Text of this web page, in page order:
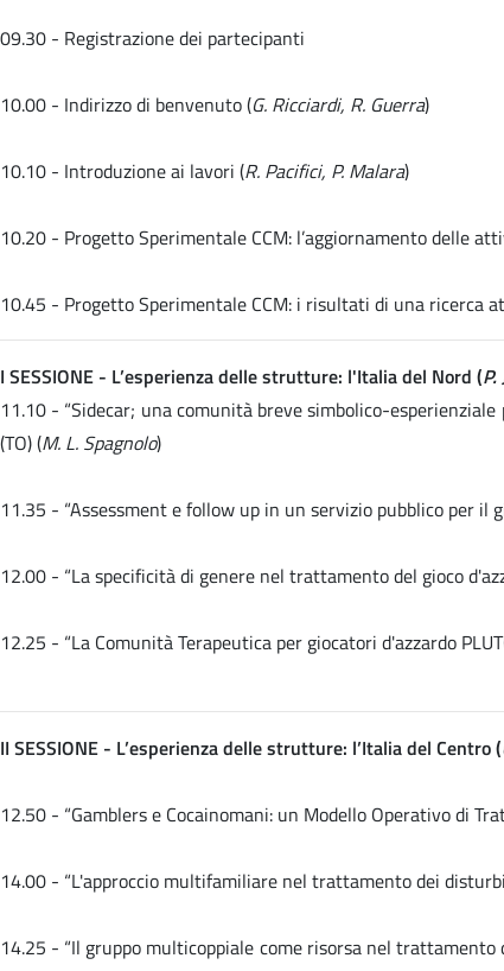
09.30 - Registrazione dei partecipanti
10.00 - Indirizzo di benvenuto (G. Ricciardi, R. Guerra)
10.10 - Introduzione ai lavori (R. Pacifici, P. Malara)
10.20 - Progetto Sperimentale CCM: l’aggiornamento delle
10.45 - Progetto Sperimentale CCM: i risultati di una ricerca
I SESSIONE - L’esperienza delle strutture: l'Italia del Nord (
11.10 - “Sidecar; una comunità breve simbolico-
(TO) (M. L. Spagnolo)
11.35 - “Assessment e follow up in un servizio pubblico per il
12.00 - “La specificità di genere nel trattamento del gioco
12.25 - “La Comunità Terapeutica per giocatori d'azzardo
II SESSIONE - L’esperienza delle strutture: l’Italia del Centro (
12.50 - “Gamblers e Cocainomani: un Modello Operativo di
14.00 - “L'approccio multifamiliare nel trattamento dei
14.25 - “Il gruppo multicoppiale come risorsa nel trattamento